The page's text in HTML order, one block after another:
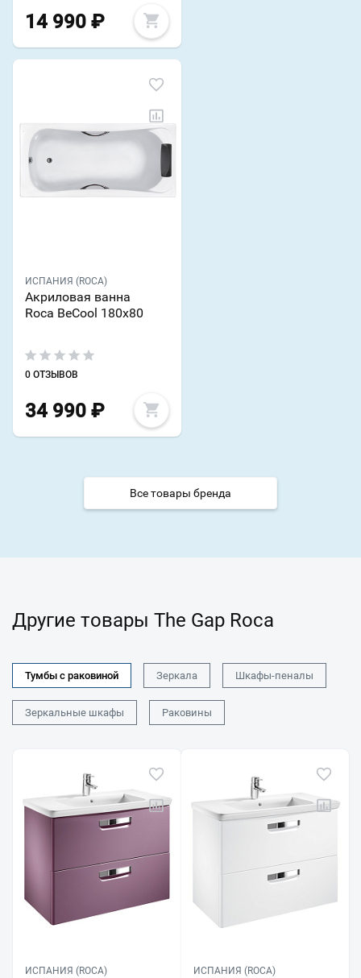
14 990 ₽
ИСПАНИЯ (ROCA)
Акриловая ванна
Roca BeCool 180x80
0 ОТЗЫВОВ
34 990 ₽
Все товары бренда
Другие товары The Gap Roca
Тумбы с раковиной Зеркала Шкафы-пеналы
Зеркальные шкафы Раковины
ИСПАНИЯ (ROCA) ИСПАНИЯ (ROCA)